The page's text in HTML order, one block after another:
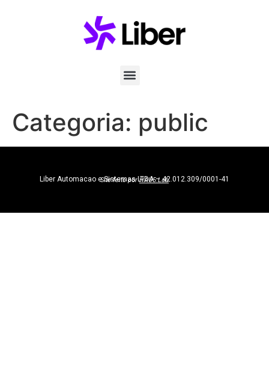
Categoria: public
Liber Automacao e Sistemas LTDA – 42.012.309/0001-41
Site feito porHAU5.Lab